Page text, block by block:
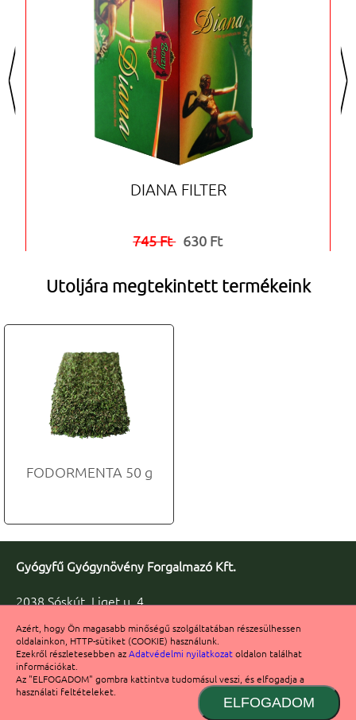
Azért, hogy Ön magasabb minőségű szolgáltatában részesülhessen
oldalainkon, HTTP-sütiket (COOKIE) használunk.
Ezekről részletesebben azAdatvédelmi nyilatkozatoldalon találhat
információkat.
Az "ELFOGADOM" gombra kattintva tudomásul veszi, és elfogadja a
használati feltételeket.
ELFOGADOM
<
DIANA FILTER
745 Ft 630 Ft
>
Utoljára megtekintett termékeink
FODORMENTA 50 g
Gyógyfű Gyógynövény Forgalmazó Kft.
2038 Sóskút, Liget u. 4.
Fax: +36 23 347-091
info@gyogyfu.hu
Számlaszám: 11722003-20132280
© 2017 Gyógyfű Kft. Minden jog fenntartva